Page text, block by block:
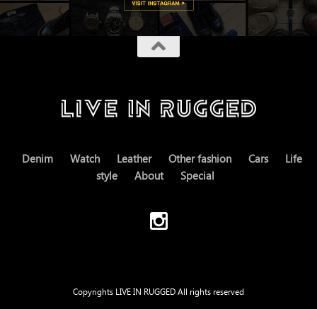
Denim Watch Leather Other fashion Cars
Life
style
About Special
Copyrights LIVE IN RUGGED All rights reserved